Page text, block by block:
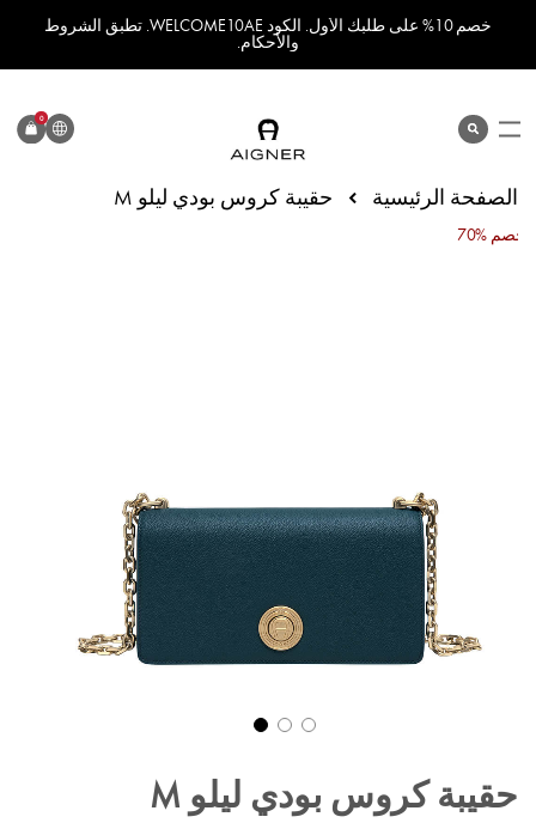
خصم 10% على طلبك الأول. الكود WELCOME10AE. تطبق الشروط
والأحكام.
search
0المنتج
اللغة
الصفحة الرئيسية حقيبة كروس بودي ليلو M
انتقل
70% خصم
بداية
معرض
حقيبة كروس بودي ليلو M